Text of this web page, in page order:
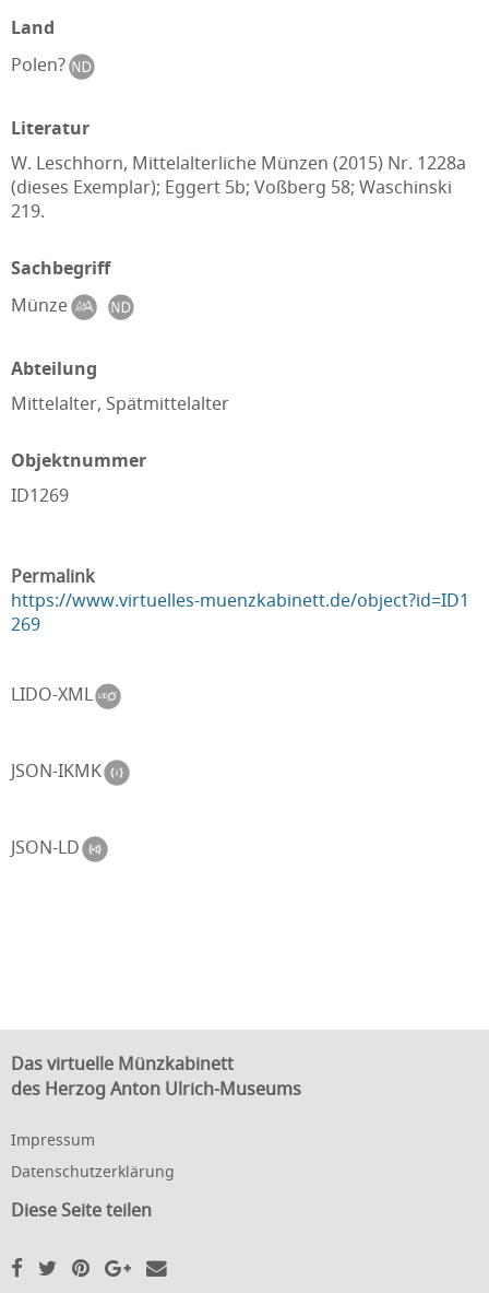
Land
Polen?
Literatur
W. Leschhorn, Mittelalterliche Münzen (2015) Nr. 1228a
(dieses Exemplar); Eggert 5b; Voßberg 58; Waschinski
219.
Sachbegriff
Münze
Abteilung
Mittelalter, Spätmittelalter
Objektnummer
ID1269
Permalink
https://www.virtuelles-muenzkabinett.de/object?id=ID1
269
LIDO-XML
JSON-IKMK
JSON-LD
Das virtuelle Münzkabinett
des Herzog Anton Ulrich-Museums
Impressum
Datenschutzerklärung
Diese Seite teilen